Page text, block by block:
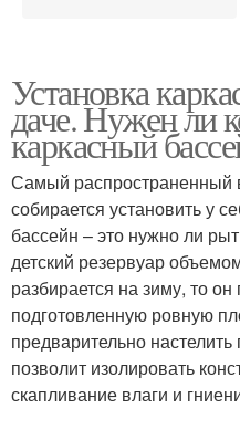
Бассейн на участке
Установка
даче. Нужен ли
каркасный
Самый распространенный
собирается установить у
бассейн – это нужно ли
детский резервуар
разбирается на зиму, то
подготовленную ровную
предварительно
позволит изолировать
скапливание влаги и